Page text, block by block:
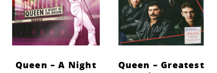
Queen – Greatest
Queen – A Night